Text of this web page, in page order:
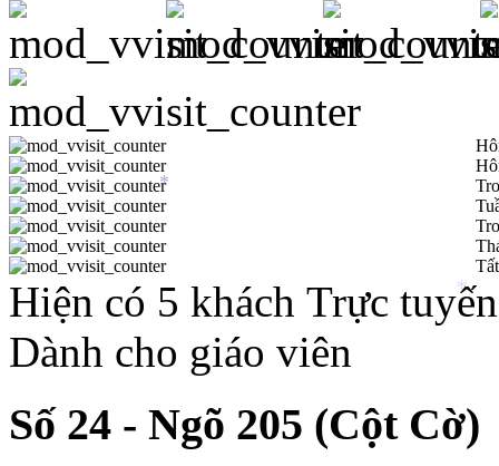
Hiện có 5 khách Trực tuyến
Dành cho giáo viên
Số 24 - Ngõ 205 (Cột Cờ)
*
*
*